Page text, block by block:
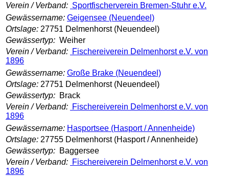
Verein / Verband: Sportfischerverein Bremen-Stuhr e.V.
Gewässername: Geigensee (Neuendeel)
Ortslage: 27751 Delmenhorst (Neuendeel)
Gewässertyp: Weiher
Verein / Verband: Fischereiverein Delmenhorst e.V. von
1896
Gewässername: Große Brake (Neuendeel)
Ortslage: 27751 Delmenhorst (Neuendeel)
Gewässertyp: Brack
Verein / Verband: Fischereiverein Delmenhorst e.V. von
1896
Gewässername: Hasportsee (Hasport / Annenheide)
Ortslage: 27755 Delmenhorst (Hasport / Annenheide)
Gewässertyp: Baggersee
Verein / Verband: Fischereiverein Delmenhorst e.V. von
1896